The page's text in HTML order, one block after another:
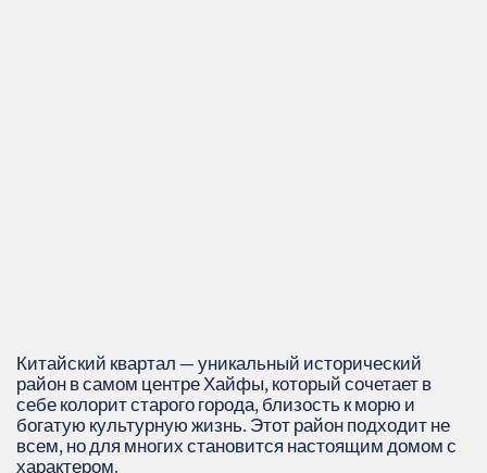
Китайский квартал — уникальный исторический
район в самом центре Хайфы, который сочетает в
себе колорит старого города, близость к морю и
богатую культурную жизнь. Этот район подходит не
всем, но для многих становится настоящим домом с
характером.